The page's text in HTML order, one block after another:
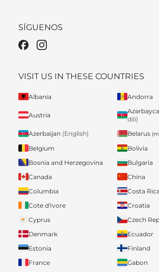
SÍGUENOS
VISIT US IN THESE COUNTRIES
Albania Andorra
Austria
dili)
Azerbaijan (English) Belarus
Belgium
Bolivia
Bosnia and Herzegovina
Bulgaria
Canada
China
Columbia
Costa Rica
Cote d'Ivore
Croatia
Cyprus
Czech
Denmark
Ecuador
Estonia
Finland
France
Gabon